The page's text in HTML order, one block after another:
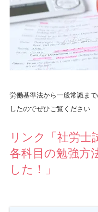
労働基準法から一般常識ま
したのでぜひご覧ください
リンク「社労
各科目の勉強方
した！」